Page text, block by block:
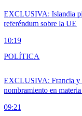
EXCLUSIVA: Islandia
referéndum sobre la UE
10:19
EXCLUSIVA: Francia y
nombramiento en
09:21
POLÍTICA